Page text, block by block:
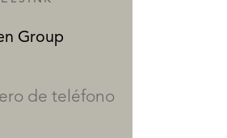
Group
de teléfono